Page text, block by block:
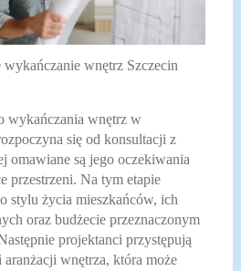
wnętrz Szczecin
wykańczania wnętrz w
się od konsultacji z
omawiane są jego oczekiwania
przestrzeni. Na tym etapie
stylu życia mieszkańców, ich
oraz budżecie przeznaczonym
projektanci przystępują
wnętrza, która może